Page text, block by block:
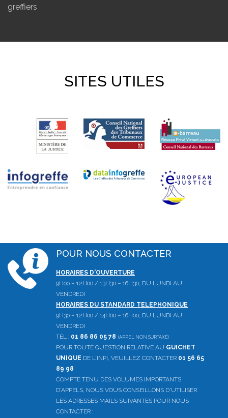
greffiers
SITES UTILES
POUR NOUS CONTACTER
HORAIRES D'OUVERTURE
9H00 – 12H00 / 13H30 – 16H30, DU LUNDI AU
VENDREDI
HORAIRES DU STANDARD TELEPHONIQUE
9H30 – 12H00 / 14H00 – 16H00, DU LUNDI AU
VENDREDI
TÉL : 01 86 86 05 78 (APPEL NON SURTAXÉ)
POUR TOUTE QUESTION RELATIVE AU GUICHET
UNIQUE DE L'INPI, VEUILLEZ CONTACTER 01 56 65
89 98
COMPTE TENU DES VOLUMES IMPORTANTS
D'APPELS, NOUS VOUS CONSEILLONS D'UTILISER
LES ADRESSES MAILS SUIVANTES POUR NOUS
CONTACTER :